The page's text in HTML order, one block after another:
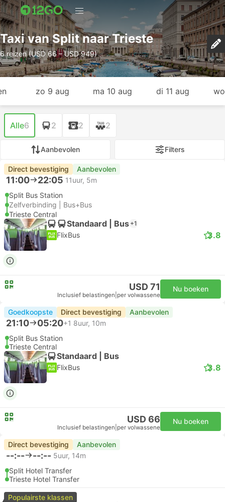
Taxi van Split naar Trieste
6 reizen (USD 66 – USD 949)
zo 9 aug ma 10 aug di 11 aug
Alle6 2 2 2
Aanbevolen Filters
Direct bevestiging Aanbevolen
11:00 22:05 11uur, 5m
Split Bus Station
Zelfverbinding | Bus+Bus
Trieste Central
Standaard | Bus +1
FlixBus 3.8
USD 71
Inclusief belastingen per volwassene
Nu boeken
Goedkoopste Direct bevestiging Aanbevolen
21:10 05:20+1 8uur, 10m
Split Bus Station
Trieste Central
Standaard | Bus
FlixBus 3.8
USD 66
Inclusief belastingen per volwassene
Nu boeken
Direct bevestiging Aanbevolen
--:-- --:-- 5uur, 14m
Split Hotel Transfer
Trieste Hotel Transfer
Populairste klassen